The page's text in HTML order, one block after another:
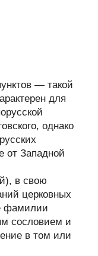
— такой
для
однако
от Западной
в свою
церковных
фамилии
сословием и
в том или